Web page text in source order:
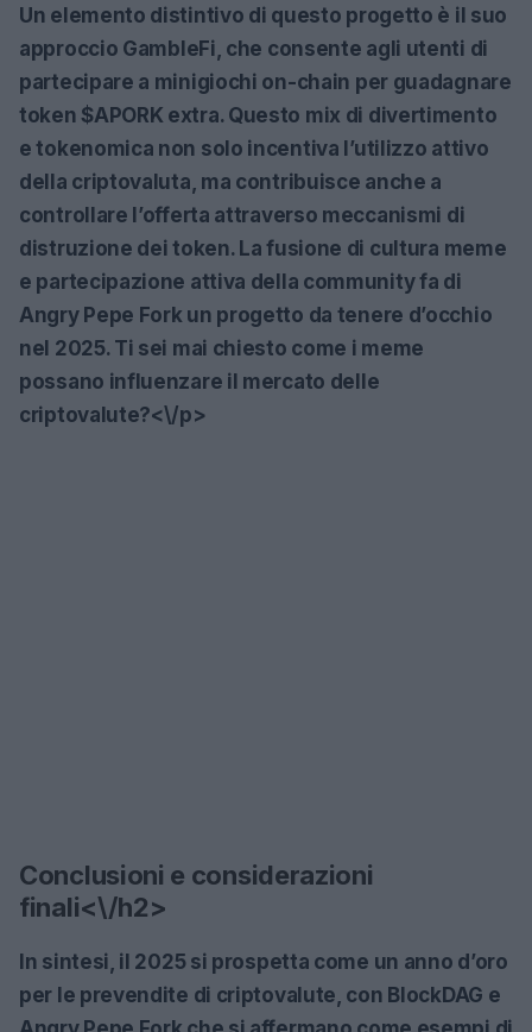
Un elemento distintivo di questo progetto è il suo
approccio GambleFi, che consente agli utenti di
partecipare a minigiochi on-chain per guadagnare
token $APORK extra. Questo mix di divertimento
e tokenomica non solo incentiva l’utilizzo attivo
della criptovaluta, ma contribuisce anche a
controllare l’offerta attraverso meccanismi di
distruzione dei token. La fusione di cultura meme
e partecipazione attiva della community fa di
Angry Pepe Fork un progetto da tenere d’occhio
nel 2025. Ti sei mai chiesto come i meme
possano influenzare il mercato delle
criptovalute?<\/p>
Conclusioni e considerazioni
finali<\/h2>
In sintesi, il 2025 si prospetta come un anno d’oro
per le prevendite di criptovalute, con BlockDAG e